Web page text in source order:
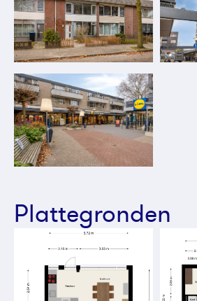
Plattegronden